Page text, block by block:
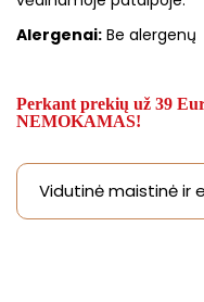
Alergenai: Be alergenų
Perkant prekių už 39
NEMOKAMAS!
Vidutinė maistinė ir